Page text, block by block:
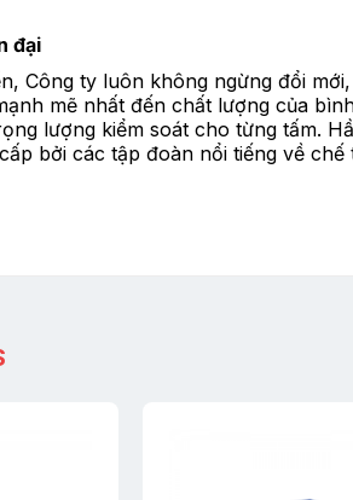
đại
Công ty luôn không ngừng đổi
mẽ nhất đến chất lượng của
lượng kiểm soát cho từng tấm.
bởi các tập đoàn nổi tiếng về